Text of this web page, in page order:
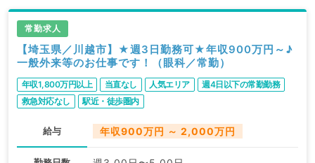
求人内容の詳細等はお気軽にお問合せ下さい。
常勤求人
【埼玉県／川越市】★週3日勤務可★年収900万円～♪
一般外来等のお仕事です！（眼科／常勤）
年収1,800万円以上 当直なし 人気エリア
週4日以下の常勤勤務
救急対応なし
駅近・徒歩圏内
給与 年収900万円 ～ 2,000万円